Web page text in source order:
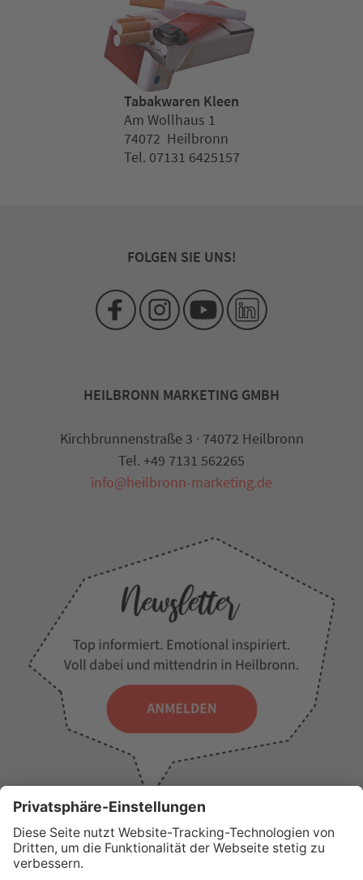
Tabakwaren Kleen
Am Wollhaus 1
74072 Heilbronn
Tel. 07131 6425157
FOLGEN SIE UNS!
WICHTIGE LINKS
HEILBRONN MARKETING GMBH
Kirchbrunnenstraße 3 · 74072 Heilbronn
Tel. +49 7131 562265
info@heilbronn-marketing.de